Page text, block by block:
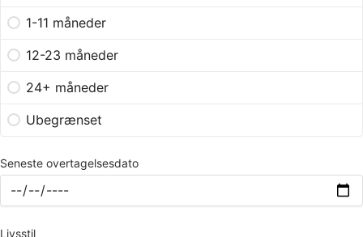
1-11 måneder
12-23 måneder
24+ måneder
Ubegrænset
Seneste overtagelsesdato
Livsstil